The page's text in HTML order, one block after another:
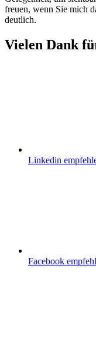
freuen, wenn Sie mich
deutlich.
Vielen Dank
Linkedin
Facebook